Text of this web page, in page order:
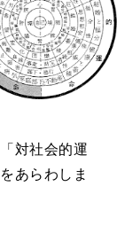
対社会的運
あらわしま